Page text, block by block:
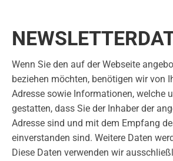
Wenn Sie den auf der Webseite
beziehen möchten, benötigen wir von
Adresse sowie Informationen, welche
gestatten, dass Sie der Inhaber der
Adresse sind und mit dem Empfang
einverstanden sind. Weitere Daten
Diese Daten verwenden wir